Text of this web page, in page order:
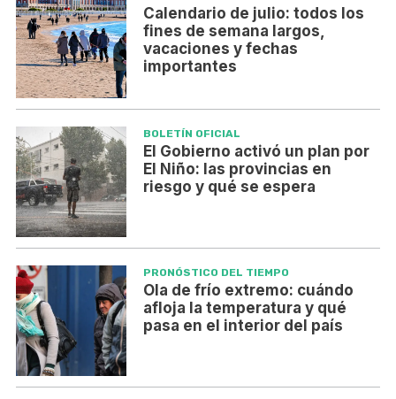
Calendario de julio: todos los
fines de semana largos,
vacaciones y fechas
importantes
BOLETÍN OFICIAL
El Gobierno activó un plan por
El Niño: las provincias en
riesgo y qué se espera
PRONÓSTICO DEL TIEMPO
Ola de frío extremo: cuándo
afloja la temperatura y qué
pasa en el interior del país